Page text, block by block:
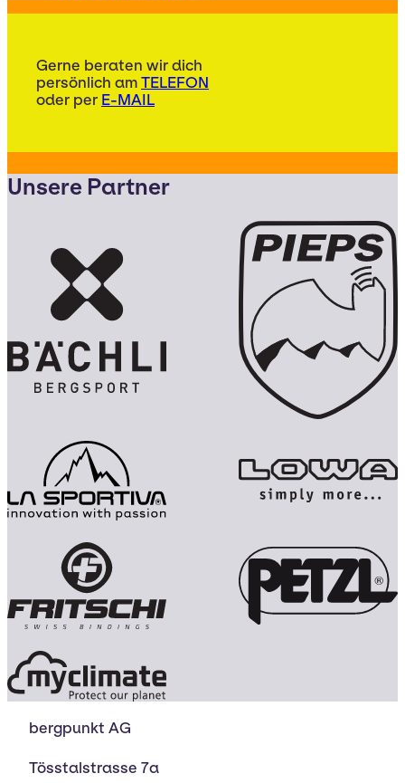
Gerne beraten wir dich
persönlich am TELEFON
oder per E-MAIL
Unsere Partner
bergpunkt AG
Tösstalstrasse 7a